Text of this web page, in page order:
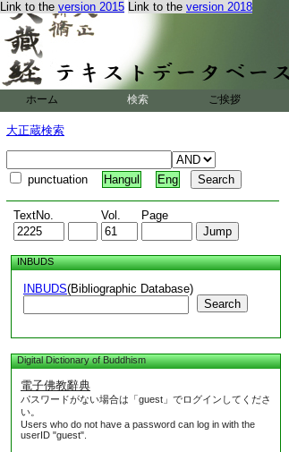
Link to the version 2015 Link to the version 2018
ホーム 検索 ご挨拶
大正蔵検索
punctuation Hangul Eng
TextNo. Vol. Page
INBUDS
INBUDS(Bibliographic Database)
Search
Digital Dictionary of Buddhism
電子佛教辭典
パスワードがない場合は「guest」でログインしてくださ
い。
Users who do not have a password can log in with the
userID "guest".